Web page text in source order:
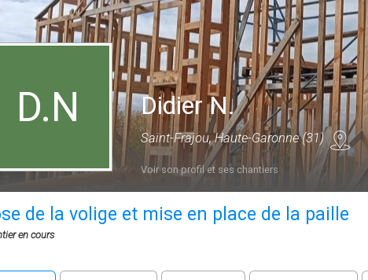
D.N Didier N.
Saint-Frajou, Haute-Garonne (31)
Voir son profil et ses chantiers
de la volige et mise en place de la paille
en cours